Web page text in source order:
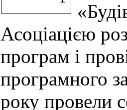
Асоціацією
програм і
програмного
року провели